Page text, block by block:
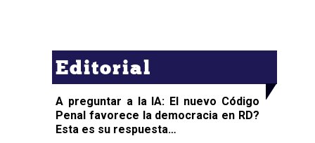
Editorial
A preguntar a la IA: El nuevo Código
Penal favorece la democracia en RD?
Esta es su respuesta…